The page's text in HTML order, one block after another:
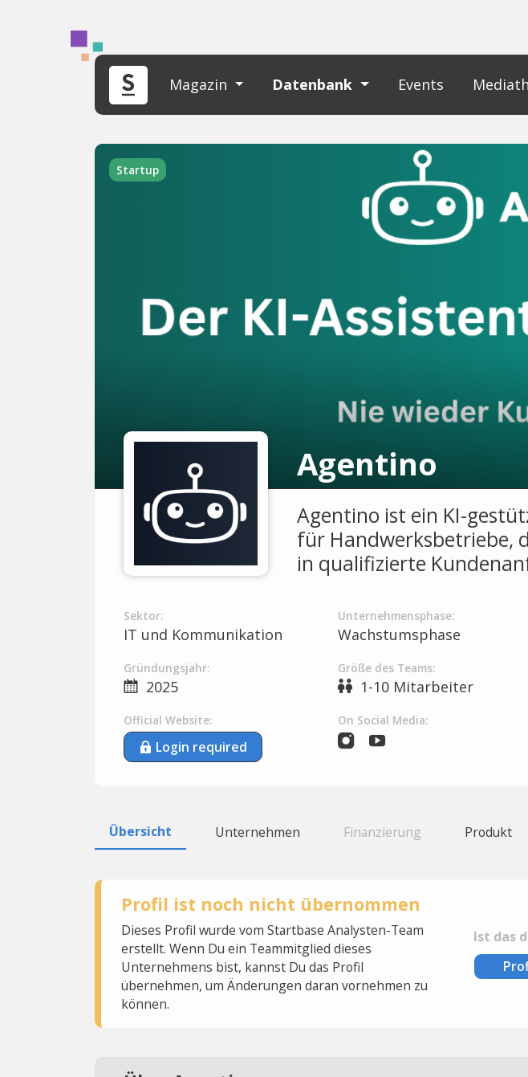
Magazin Datenbank Events
Startup
Agentino
Agentino ist ein KI-
für Handwerksbetriebe,
in qualifizierte
Sektor:
IT und Kommunikation
Unternehmensphase:
Wachstumsphase
Gründungsjahr:
2025
Größe des Teams:
1-10 Mitarbeiter
Official Website:
Login required
On Social Media:
Übersicht Unternehmen Finanzierung Produkt
Profil ist noch nicht übernommen
Dieses Profil wurde vom Startbase Analysten-Team
erstellt. Wenn Du ein Teammitglied dieses
Unternehmens bist, kannst Du das Profil
übernehmen, um Änderungen daran vornehmen zu
können.
Ist das